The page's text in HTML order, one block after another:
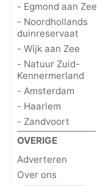
- Egmond aan Zee
- Noordhollands
duinreservaat
- Wijk aan Zee
- Natuur Zuid-
Kennermerland
- Amsterdam
- Haarlem
- Zandvoort
OVERIGE
Adverteren
Over ons